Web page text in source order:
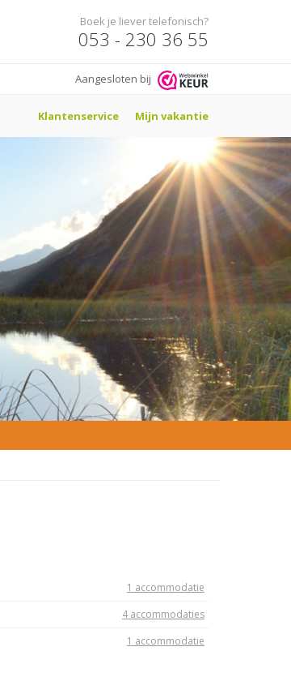
Boek je liever telefonisch?
053 - 230 36 55
Aangesloten bij
Klantenservice Mijn vakantie
1 accommodatie
4 accommodaties
1 accommodatie